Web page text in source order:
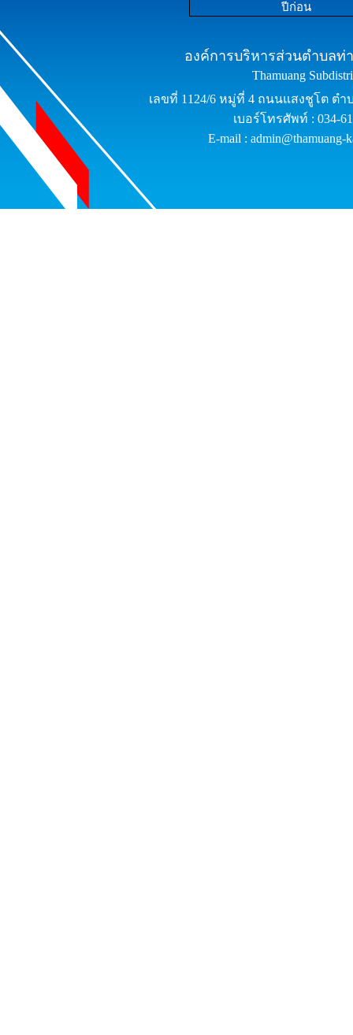
ปีก่อน
องค์การบริหารส่วนตำบลท่
Thamuang
เลขที่ 1124/6 หมู่ที่ 4 ถนนแสงชูโต ต
เบอร์โทรศัพท์ : 034-
E-mail : admin@thamuang-